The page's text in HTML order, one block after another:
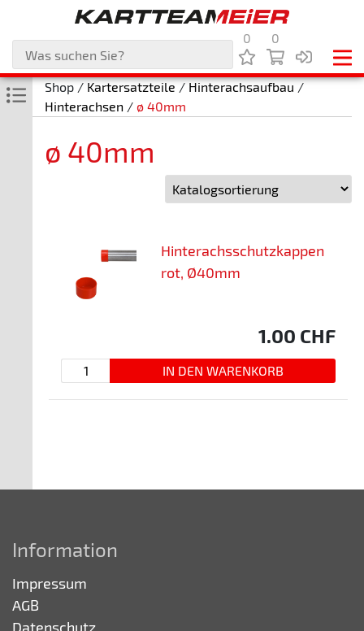
0 0
Shop /Kartersatzteile/Hinterachsaufbau/
Hinterachsen / ø 40mm
ø 40mm
Hinterachsschutzkappen
rot, Ø40mm
1.00 CHF
Information
Impressum
AGB
Datenschutz